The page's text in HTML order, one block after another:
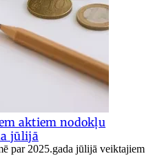
aktiem nodokļu
jūlijā
par 2025.gada jūlijā veiktajiem